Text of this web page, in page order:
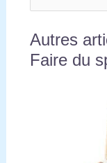
Autres
Faire du